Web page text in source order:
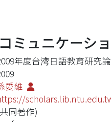
ミュニケーシ
年度台湾日語教育研究
愛維
同著作)